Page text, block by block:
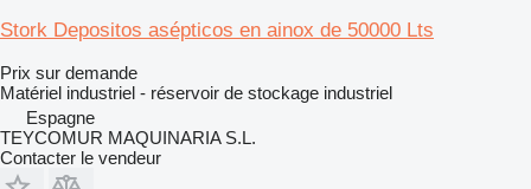
Stork Depositos asépticos en ainox de 50000 Lts
Prix sur demande
Matériel industriel - réservoir de stockage industriel
Espagne
TEYCOMUR MAQUINARIA S.L.
Contacter le vendeur